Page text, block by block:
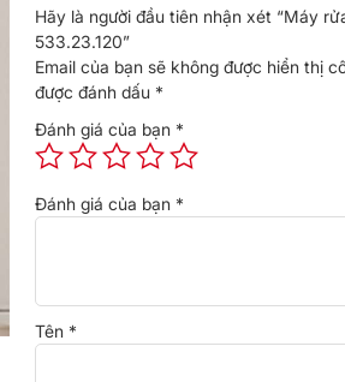
Hãy là người đầu tiên nhận xét “Máy
533.23.120”
Email của bạn sẽ không được hiển thị
được đánh dấu *
Đánh giá của bạn *
Đánh giá của bạn *
Tên *